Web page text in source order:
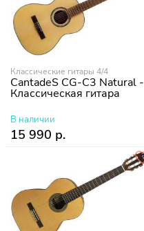
Классические гитары 4/4
CantadeS CG-C3 Natural -
Классическая гитара
В наличии
15 990 р.